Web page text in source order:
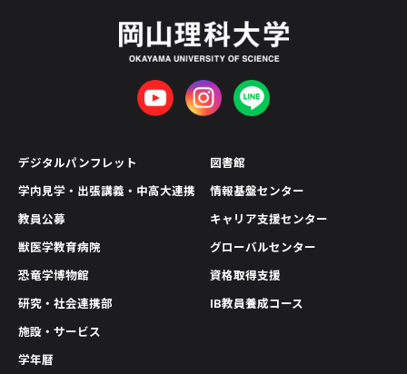
デジタルパンフレット
学内見学・出張講義・中高大連携
教員公募
獣医学教育病院
恐竜学博物館
研究・社会連携部
図書館
情報基盤センター
キャリア支援センター
グローバルセンター
資格取得支援
IB教員養成コース
施設・サービス
学年暦